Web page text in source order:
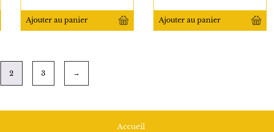
Ajouter au panier Ajouter au panier
2 3 →
Accueil